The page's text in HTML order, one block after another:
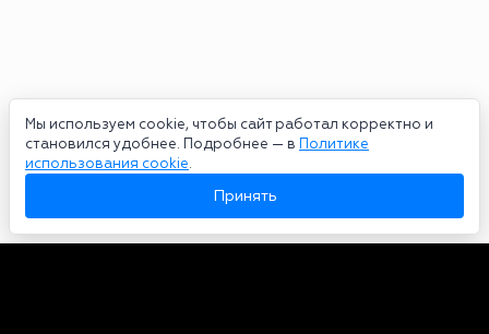
Мы используем cookie, чтобы сайт работал корректно и
становился удобнее. Подробнее — в Политике
использования cookie.
Принять